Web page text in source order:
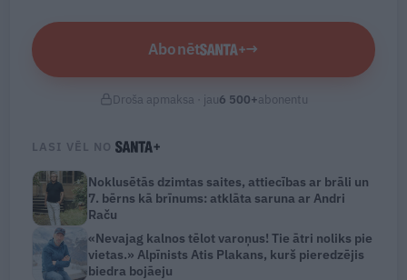
Abonēt →
Droša apmaksa · jau6 500+abonentu
LASI VĒL NO
Noklusētās dzimtas saites, attiecības ar brāli un
7. bērns kā brīnums: atklāta saruna ar Andri
Raču
«Nevajag kalnos tēlot varoņus! Tie ātri noliks pie
vietas.» Alpīnists Atis Plakans, kurš pieredzējis
biedra bojāeju